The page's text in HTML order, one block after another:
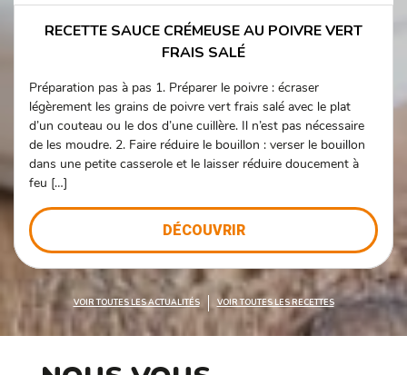
RECETTE SAUCE CRÉMEUSE AU POIVRE VERT
FRAIS SALÉ
Préparation pas à pas 1. Préparer le poivre : écraser
légèrement les grains de poivre vert frais salé avec le plat
d’un couteau ou le dos d’une cuillère. Il n’est pas nécessaire
de les moudre. 2. Faire réduire le bouillon : verser le bouillon
dans une petite casserole et le laisser réduire doucement à
feu […]
DÉCOUVRIR
VOIR TOUTES LES ACTUALITÉS VOIR TOUTES LES RECETTES